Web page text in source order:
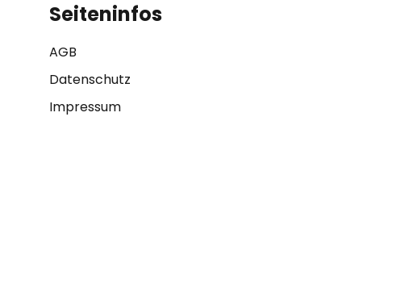
Seiteninfos
AGB
Datenschutz
Impressum